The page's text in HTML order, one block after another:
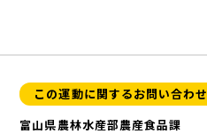
この運動に関するお問い合わせ
富山県農林水産部農産食品課